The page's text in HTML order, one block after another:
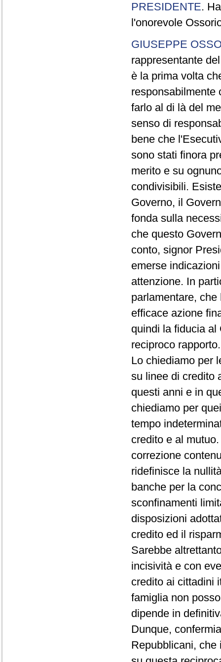
PRESIDENTE.
l'onorevole
GIUSEPPE
rappresentante
è la prima volta
responsabilmente
farlo al di là del
senso di
bene che
sono stati finora
merito e su
condivisibili.
Governo, il
fonda sulla
che questo
conto, signor
emerse
attenzione. In
parlamentare,
efficace azione
quindi la fiducia al
reciproco rapporto.
Lo chiediamo per
su linee di credito
questi anni e in
chiediamo per
tempo
credito e al
correzione
ridefinisce la
banche per la
sconfinamenti
disposizioni
credito ed il
Sarebbe
incisività e con
credito ai cittadini
famiglia non
dipende in
Dunque,
Repubblicani, che